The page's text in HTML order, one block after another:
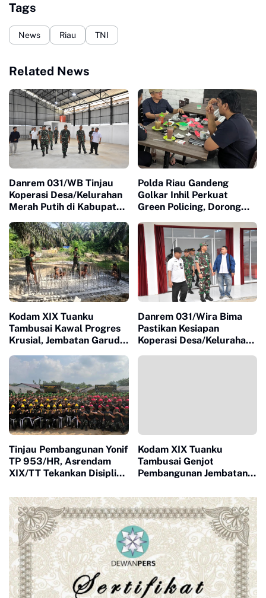
Tags
News Riau TNI
Related News
Danrem 031/WB Tinjau
Koperasi Desa/Kelurahan
Merah Putih di Kabupaten
Ekonomi Kerakyatan
Polda Riau Gandeng
Golkar Inhil Perkuat
Green Policing, Dorong
dan Kamtibmas
Kodam XIX Tuanku
Tambusai Kawal Progres
Krusial, Jembatan Garuda
Tahap Penentu
Danrem 031/Wira Bima
Pastikan Kesiapan
Koperasi Desa/Kelurahan
Tinjau Pembangunan Yonif
TP 953/HR, Asrendam
XIX/TT Tekankan Disiplin
Prajurit
Kodam XIX Tuanku
Tambusai Genjot
Pembangunan Jembatan